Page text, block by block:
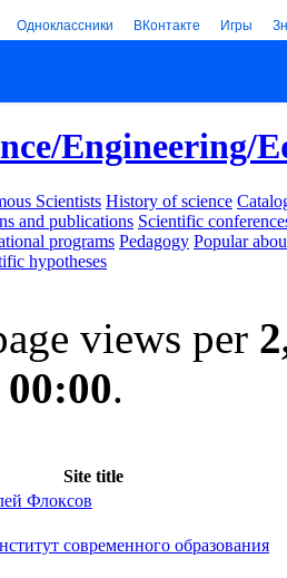
Одноклассники ВКонтакте Игры
Engineering/
Scientists History of science
and publications Scientific
programs Pedagogy Popular
hypotheses
views per
.
Site title
Флоксов
современного образования